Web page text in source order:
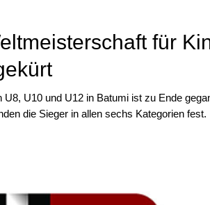
für
U10 und U12 in Batumi ist zu Ende
die Sieger in allen sechs Kategorien fest.